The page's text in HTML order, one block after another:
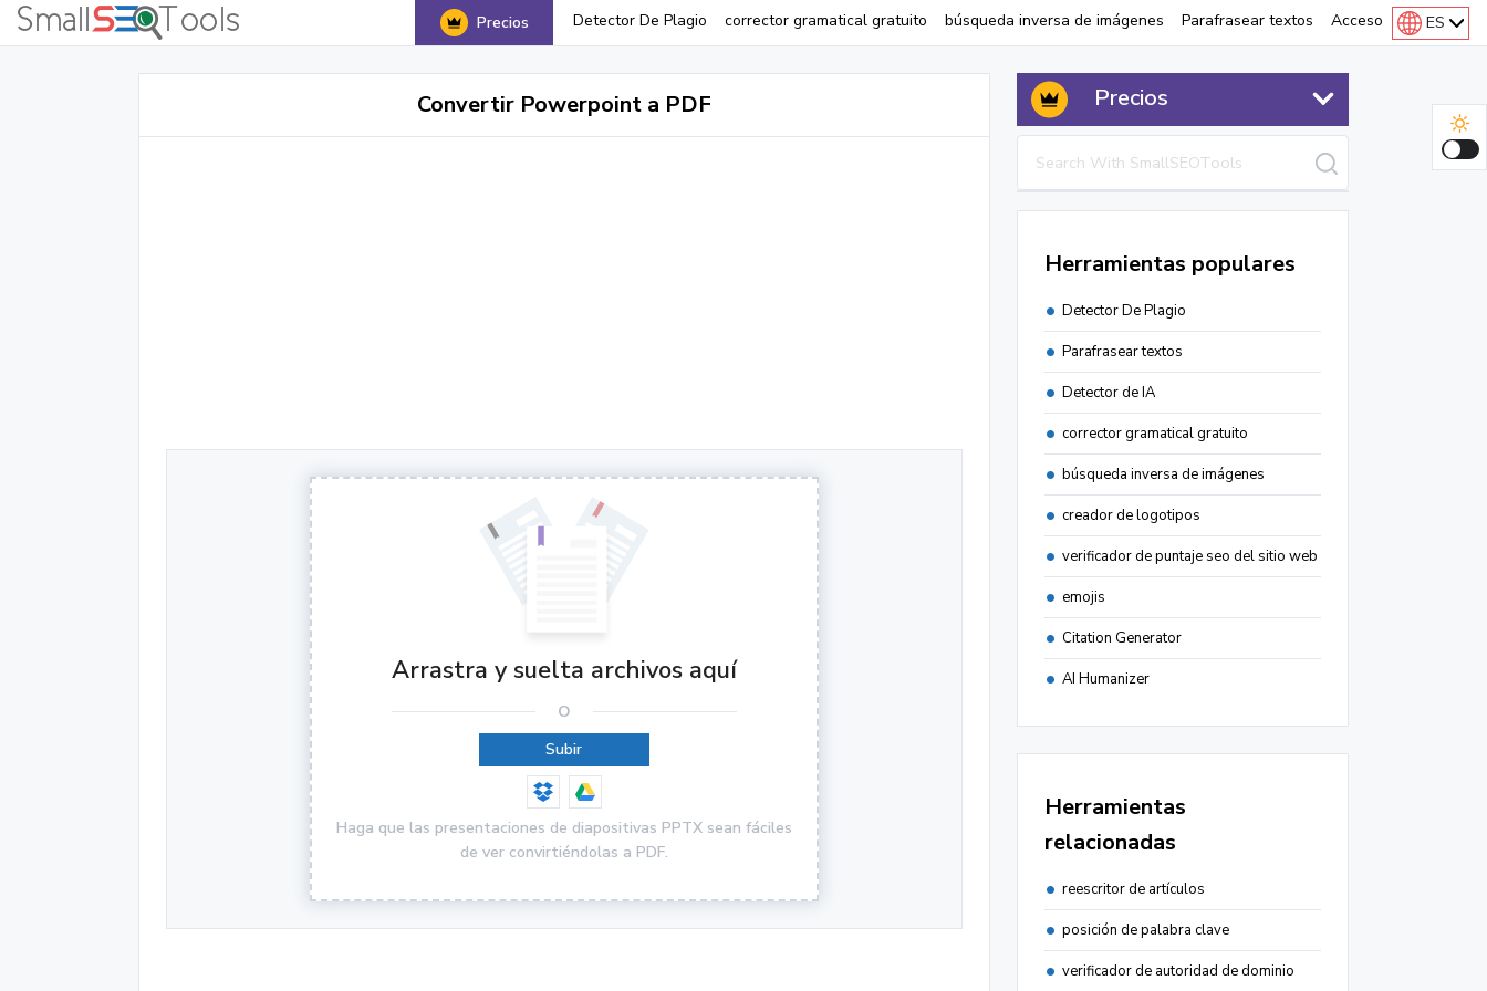
Precios Detector De Plagio corrector gramatical gratuito búsqueda inversa de imágenes Parafrasear textos Acceso ES
Convertir Powerpoint a PDF
Arrastra y suelta archivos aquí
O
Subir
Haga que las presentaciones de diapositivas PPTX sean fáciles
de ver convirtiéndolas a PDF.
Precios
Herramientas populares
Detector De Plagio
Parafrasear textos
Detector de IA
corrector gramatical gratuito
búsqueda inversa de imágenes
creador de logotipos
verificador de puntaje seo del sitio web
emojis
Citation Generator
AI Humanizer
Herramientas
relacionadas
reescritor de artículos
posición de palabra clave
verificador de autoridad de dominio